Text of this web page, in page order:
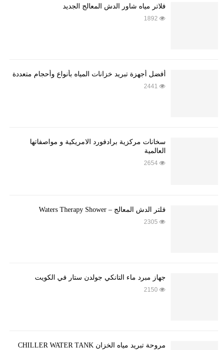
فلاتر مياه شاور الدش المعالج الجديد
1892
أفضل أجهزة تبريد خزانات المياه بأنواع وأحجام متعددة
2441
سخانات مركزية برادفورد الامريكية و مواصفاتها
العالمية
2654
فلتر الدش المعالج – Waters Therapy Shower
2305
جهاز مبرد ماء التانكي جولدن ستار في الكويت
2150
مروحة تبريد مياه الخزان CHILLER WATER TANK